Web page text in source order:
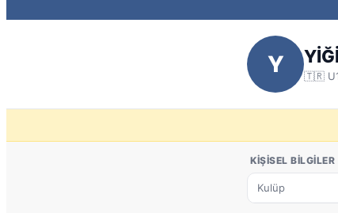
Y 🇹🇷
KIŞISEL BILGILER
Kulüp